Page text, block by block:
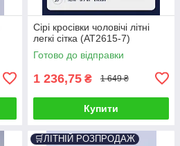
Сірі кросівки чоловічі літні
легкі сітка (AT2615-7)
Готово до відправки
1 236,75 ₴ 1 649 ₴
Купити
🛒ЛІТНІЙ РОЗПРОДАЖ